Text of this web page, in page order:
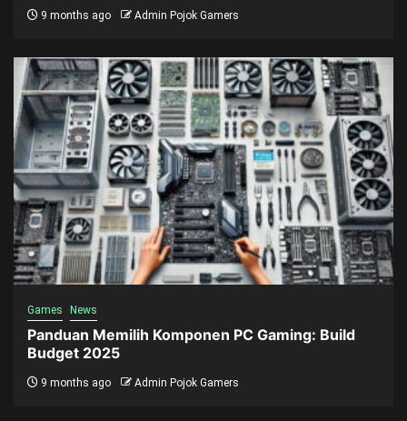
9 months ago Admin Pojok Gamers
Games News
Panduan Memilih Komponen PC Gaming: Build
Budget 2025
9 months ago Admin Pojok Gamers